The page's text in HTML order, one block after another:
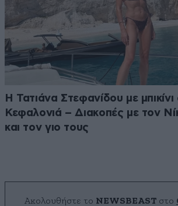
Η Τατιάνα Στεφανίδου με
Κεφαλονιά – Διακοπές με τον
και τον γιο τους
Ακολουθήστε το NEWSBEAST στο